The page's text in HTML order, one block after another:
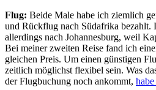
Flug: Beide Male habe ich ziemlich
und Rückflug nach Südafrika bezahlt.
allerdings nach Johannesburg, weil
Bei meiner zweiten Reise fand ich
gleichen Preis. Um einen günstigen
zeitlich möglichst flexibel sein. Was
der Flugbuchung noch ankommt,